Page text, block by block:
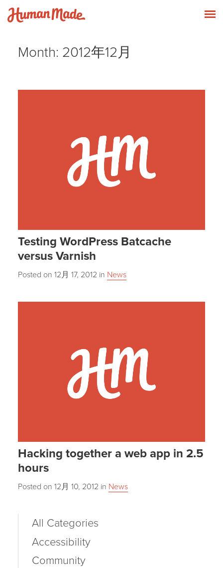
Skip to content
Month: 2012年12月
Testing WordPress Batcache
versus Varnish
Posted on12月 17, 2012 in News
Hacking together a web app in 2.5
hours
Posted on12月 10, 2012 in News
All Categories
Accessibility
Community